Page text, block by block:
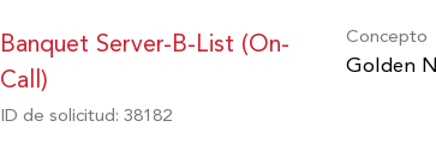
Banquet Server-B-List (On-
Call)
ID de solicitud: 38182
Concepto
Golden